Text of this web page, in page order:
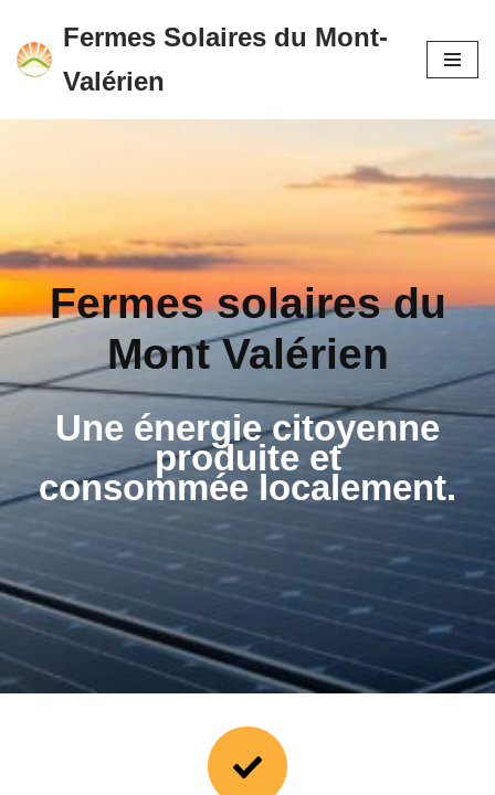
Aller
contenu
Fermes Solaires du Mont-
Valérien
Fermes solaires du
Mont Valérien
Une énergie citoyenne
produite et
consommée localement.